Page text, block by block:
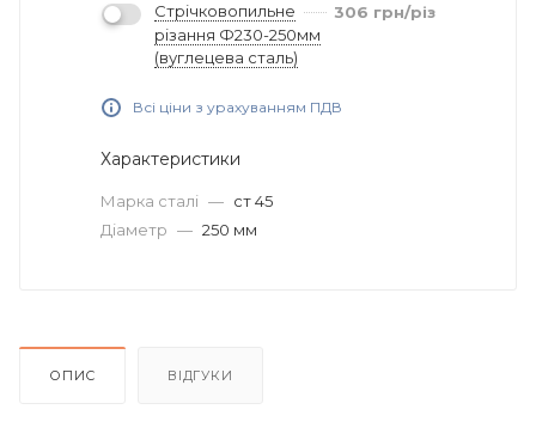
Стрічковопильне
різання Ф230-250мм
(вуглецева сталь)
306 грн/різ
Всі ціни з урахуванням ПДВ
Характеристики
Марка сталі — ст 45
Діаметр — 250 мм
ОПИС ВІДГУКИ